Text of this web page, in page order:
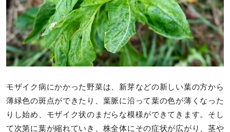
モザイク病にかかった野菜は、新芽などの新しい葉の方から
薄緑色の斑点ができたり、葉脈に沿って葉の色が薄くなった
りし始め、モザイク状のまだらな模様ができてきます。そし
て次第に葉が縮れていき、株全体にその症状が広がり、茎や